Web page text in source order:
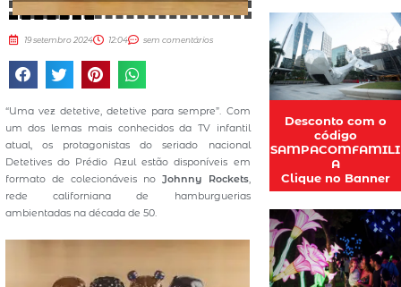
19 setembro 2024 12:04 sem comentários
“Uma vez detetive, detetive para sempre”. Com
um dos lemas mais conhecidos da TV infantil
atual, os protagonistas do seriado nacional
Detetives do Prédio Azul estão disponíveis em
formato de colecionáveis noJohnny Rockets,
rede californiana de hamburguerias
ambientadas na década de 50.
Desconto com o
código
SAMPACOMFAMILI
A
Clique no Banner